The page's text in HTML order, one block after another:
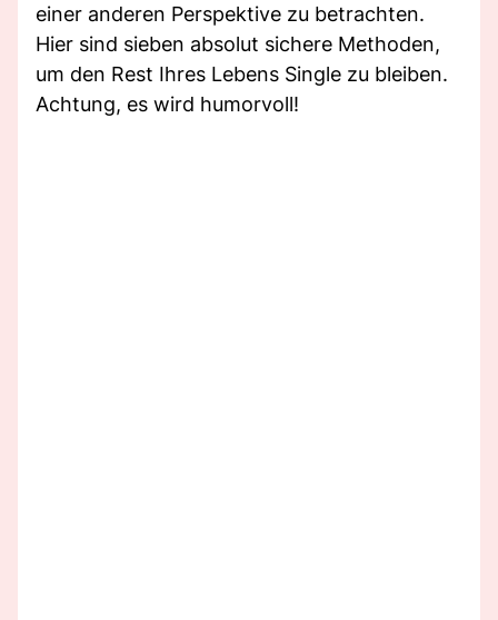
einer anderen Perspektive zu betrachten.
Hier sind sieben absolut sichere Methoden,
um den Rest Ihres Lebens Single zu bleiben.
Achtung, es wird humorvoll!